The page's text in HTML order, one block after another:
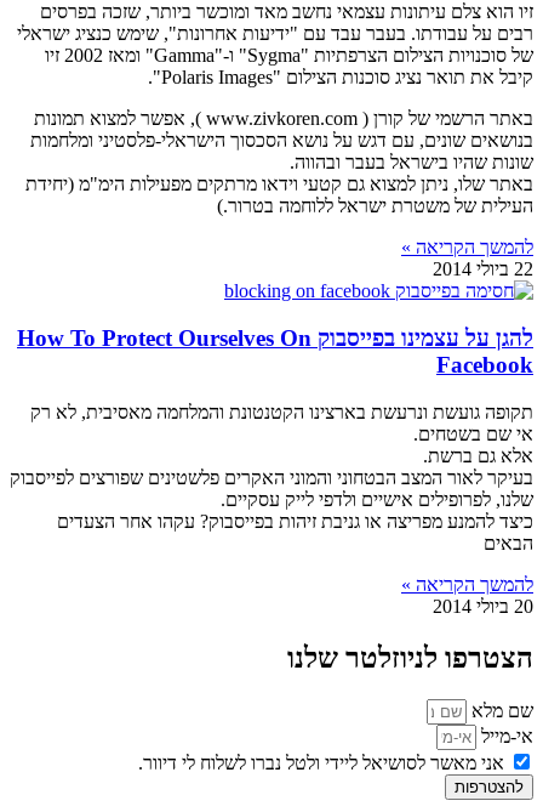
זיו הוא צלם עיתונות עצמאי נחשב מאד ומוכשר ביותר, שזכה בפרסים
רבים על עבודתו. בעבר עבד עם "ידיעות אחרונות", שימש כנציג ישראלי
של סוכנויות הצילום הצרפתיות "Sygma" ו-"Gamma" ומאז 2002 זיו
קיבל את תואר נציג סוכנות הצילום "Polaris Images".
באתר הרשמי של קורן ( www.zivkoren.com ), אפשר למצוא תמונות
בנושאים שונים, עם דגש על נושא הסכסוך הישראלי-פלסטיני ומלחמות
שונות שהיו בישראל בעבר ובהווה.
באתר שלו, ניתן למצוא גם קטעי וידאו מרתקים מפעילות הימ"מ (יחידת
העילית של משטרת ישראל ללוחמה בטרור.)
להמשך הקריאה »
22 ביולי 2014
להגן על עצמינו בפייסבוק How To Protect Ourselves On
Facebook
תקופה גועשת ונרעשת בארצינו הקטנטונת והמלחמה מאסיבית, לא רק
אי שם בשטחים.
אלא גם ברשת.
בעיקר לאור המצב הבטחוני והמוני האקרים פלשטינים שפורצים לפייסבוק
שלנו, לפרופילים אישיים ולדפי לייק עסקיים.
כיצד להמנע מפריצה או גניבת זיהות בפייסבוק? עקהו אחר הצעדים
הבאים
להמשך הקריאה »
20 ביולי 2014
הצטרפו לניוזלטר שלנו
שם מלא
אי-מייל
אני מאשר לסושיאל ליידי ולטל נברו לשלוח לי דיוור.
להצטרפות